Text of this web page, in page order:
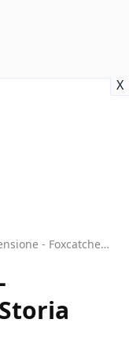
X
Videorecensione - Foxcatcher - Una Storia Americana